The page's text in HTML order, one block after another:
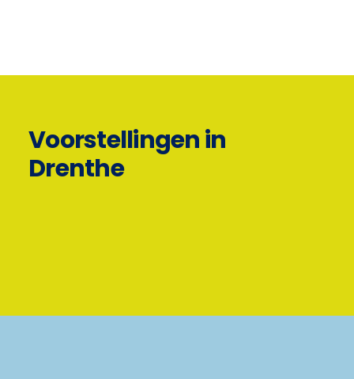
Voorstellingen in
Drenthe